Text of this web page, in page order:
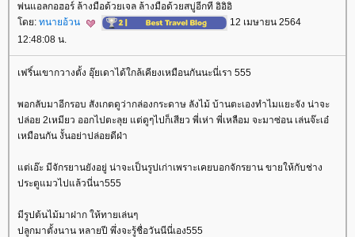
พ่นแอลกอฮอร์ ล้างมือด้วยเจล ล้างมือด้วยสบู่อีกที อิอิอิ
ดย: ทนายอ้วน
12 เมษายน 2564
12:48:08 น.
เฟริ์นเขากวางตั้ง อุ๊ยเดาได้ใกล้เคียงเหมือนกันนะนี่เรา 555
พอกลับมาอีกรอบ สังเกตดูว่ากล่องกระดาษ ลังไม้ บ้านตะเองทำไมแยะจัง น่าจะ
ปล่อย 2เหมียว ออกไปตะลุย แต่ดูๆไปก็เสียว พี่เห่า พี่เหลือม จะมาซ่อน เล่นจ๊ะเอ๋
เหมือนกัน งั้นอย่าปล่อยดีฝ่า
ต่เอ๊ะ มีจักรยานยังอยู่ น่าจะเป็นรูปเก่าเพราะเคยบอกจักรยาน ขายให้กับช่าง
ประตูแมวไปแล้วนี่นา555
มีรูปต้นไม้มาฝาก ให้ทายเล่นๆ
ปลูกมาตั้งนาน หลายปี พึ่งจะรู้ชื่อวันนีนี่เอง555